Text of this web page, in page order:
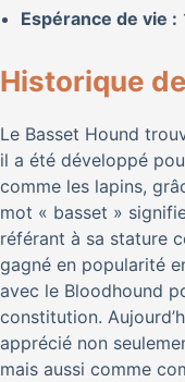
Espérance de vie :
Historique
Le Basset Hound
il a été développé
comme les lapins,
mot « basset »
référant à sa stature
gagné en popularité
avec le Bloodhound
constitution.
apprécié non
mais aussi comme